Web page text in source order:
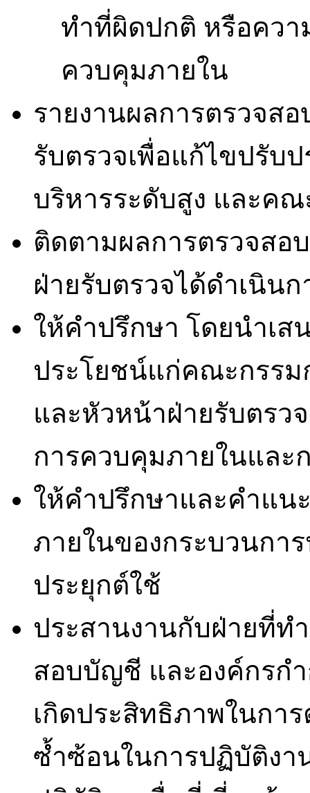
ทำที่ผิดปกติ หรือคว
ควบคุมภายใน
รายงานผลการตรวจส
รับตรวจเพื่อแก้ไขปรับ
บริหารระดับสูง และค
ติดตามผลการตรวจสอ
ฝ่ายรับตรวจได้ดำเนิน
ให้คำปรึกษา โดยนำเ
ประโยชน์แก่คณะกรรม
และหัวหน้าฝ่ายรับตรว
การควบคุมภายในและ
ให้คำปรึกษาและคำแน
ภายในของกระบวนกา
ประยุกต์ใช้
ประสานงานกับฝ่ายที่ท
สอบบัญชี และองค์กรก
เกิดประสิทธิภาพในกา
ซ้ำซ้อนในการปฏิบัติงา